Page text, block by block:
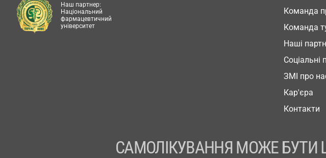
Команда
Команда
Наші
Соціальні
ЗМІ про
Кар'єра
Контакти
Наш партнер:
Національний
фармацевтичний
університет
САМОЛІКУВАННЯ МОЖЕ БУТИ